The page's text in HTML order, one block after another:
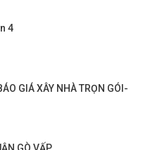
4
GIÁ XÂY NHÀ TRỌN GÓI-